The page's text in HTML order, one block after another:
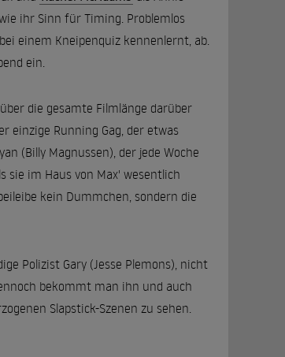
ihr Sinn für Timing. Problemlos
einem Kneipenquiz kennenlernt, ab.
ein.
die gesamte Filmlänge darüber
einzige Running Gag, der etwas
(Billy Magnussen), der jede Woche
sie im Haus von Max' wesentlich
kein Dummchen, sondern die
Polizist Gary (Jesse Plemons), nicht
bekommt man ihn und auch
Slapstick-Szenen zu sehen.